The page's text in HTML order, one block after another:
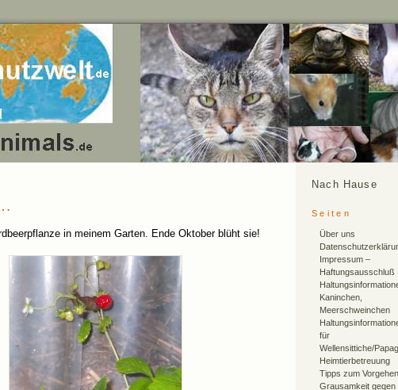
in meinem Garten. Ende Oktober blüht sie!
Nach Hause
Seiten
Über uns
Impressum –
Haftungsausschluß
Kaninchen,
Meerschweinchen
für
Wellensittiche/
Heimtierbetreuung
Tipps zum
Grausamkeit gegen